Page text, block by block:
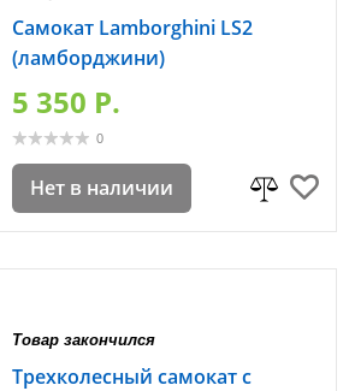
Самокат Lamborghini LS2
(ламборджини)
5 350 P.
0
Нет в наличии
Товар закончился
Трехколесный самокат с